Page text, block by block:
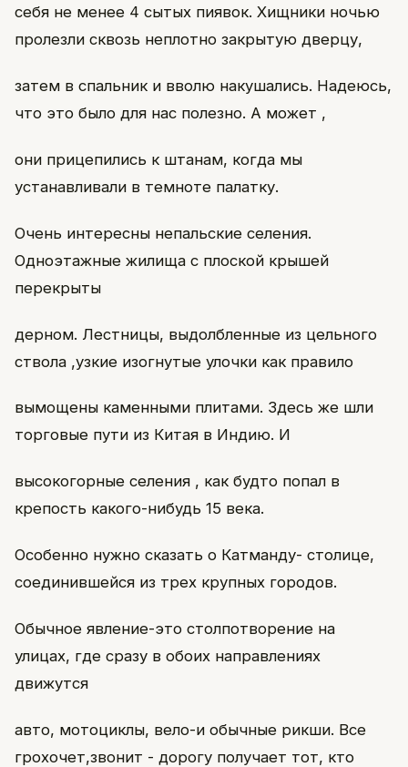
себя не менее 4 сытых пиявок. Хищники ночью
пролезли сквозь неплотно закрытую дверцу,
затем в спальник и вволю накушались. Надеюсь,
что это было для нас полезно. А может ,
они прицепились к штанам, когда мы
устанавливали в темноте палатку.
Очень интересны непальские селения.
Одноэтажные жилища с плоской крышей
перекрыты
дерном. Лестницы, выдолбленные из цельного
ствола ,узкие изогнутые улочки как правило
вымощены каменными плитами. Здесь же шли
торговые пути из Китая в Индию. И
высокогорные селения , как будто попал в
крепость какого-нибудь 15 века.
Особенно нужно сказать о Катманду- столице,
соединившейся из трех крупных городов.
Обычное явление-это столпотворение на
улицах, где сразу в обоих направлениях
движутся
авто, мотоциклы, вело-и обычные рикши. Все
грохочет,звонит - дорогу получает тот, кто